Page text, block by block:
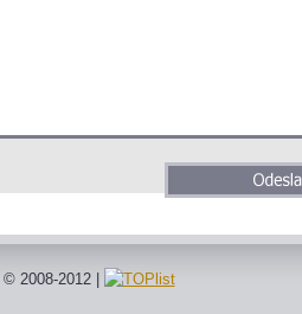
© 2008-2012